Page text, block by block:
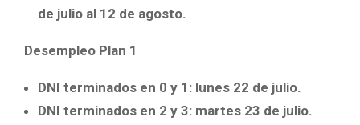
de julio al 12 de agosto.
Desempleo Plan 1
DNI terminados en 0 y 1: lunes 22 de julio.
DNI terminados en 2 y 3: martes 23 de julio.